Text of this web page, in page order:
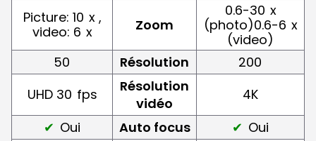
Picture: 10 x ,
video: 6 x Zoom
0.6-30 x
(photo)0.6-6 x
(video)
50
Résolution
200
UHD 30 fps
Résolution
vidéo
4K
Oui
Auto focus
Oui